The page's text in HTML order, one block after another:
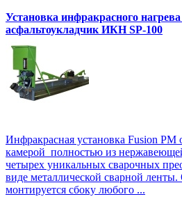
Установка инфракрасного
асфальтоукладчик ИКН SP-100
Инфракрасная установка Fusion PM
камерой полностью из
четырех уникальных сварочных
виде металлической сварной
монтируется сбоку любого ...